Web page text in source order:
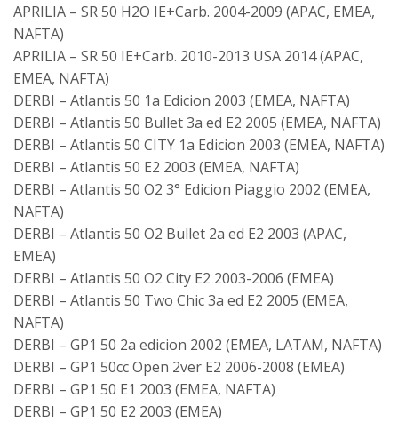
APRILIA – SR 50 H2O IE+Carb. 2004-2009 (APAC, EMEA,
NAFTA)
APRILIA – SR 50 IE+Carb. 2010-2013 USA 2014 (APAC,
EMEA, NAFTA)
DERBI – Atlantis 50 1a Edicion 2003 (EMEA, NAFTA)
DERBI – Atlantis 50 Bullet 3a ed E2 2005 (EMEA, NAFTA)
DERBI – Atlantis 50 CITY 1a Edicion 2003 (EMEA, NAFTA)
DERBI – Atlantis 50 E2 2003 (EMEA, NAFTA)
DERBI – Atlantis 50 O2 3° Edicion Piaggio 2002 (EMEA,
NAFTA)
DERBI – Atlantis 50 O2 Bullet 2a ed E2 2003 (APAC,
EMEA)
DERBI – Atlantis 50 O2 City E2 2003-2006 (EMEA)
DERBI – Atlantis 50 Two Chic 3a ed E2 2005 (EMEA,
NAFTA)
DERBI – GP1 50 2a edicion 2002 (EMEA, LATAM, NAFTA)
DERBI – GP1 50cc Open 2ver E2 2006-2008 (EMEA)
DERBI – GP1 50 E1 2003 (EMEA, NAFTA)
DERBI – GP1 50 E2 2003 (EMEA)